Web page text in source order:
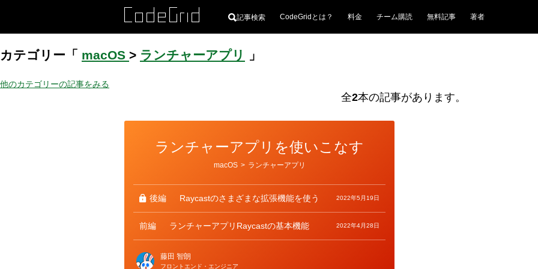
記事検索 CodeGridとは？ 料金 チーム購読 無料記事 著者
カテゴリー「 macOS > ランチャーアプリ 」
他のカテゴリーの記事をみる
全2本の記事があります。
ランチャーアプリを使いこなす
リ
macOS > ランチャーアプリ
後編 Raycastのさまざまな拡張機能を使う 2022年5月19日
前編 ランチャーアプリRaycastの基本機能 2022年4月28日
藤田 智朗
フロントエンド・エンジニア